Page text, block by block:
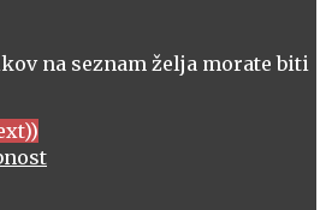
na seznam želja morate biti